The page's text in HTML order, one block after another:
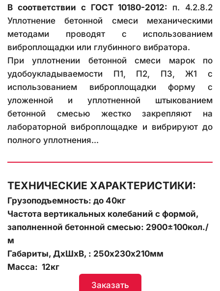
В соответствии с ГОСТ 10180-2012: п. 4.2.8.2
Уплотнение бетонной смеси механическими
методами проводят с использованием
виброплощадки или глубинного вибратора.
При уплотнении бетонной смеси марок по
удобоукладываемости П1, П2, П3, Ж1 с
использованием виброплощадки форму с
уложенной и уплотненной штыкованием
бетонной смесью жестко закрепляют на
лабораторной виброплощадке и вибрируют до
полного уплотнения...
ТЕХНИЧЕСКИЕ ХАРАКТЕРИСТИКИ:
Грузоподъемность: до 40кг
Частота вертикальных колебаний с формой,
заполненной бетонной смесью: 2900±100кол./
м
Габариты, ДхШхВ, : 250х230х210мм
Масса:  12кг
Заказать